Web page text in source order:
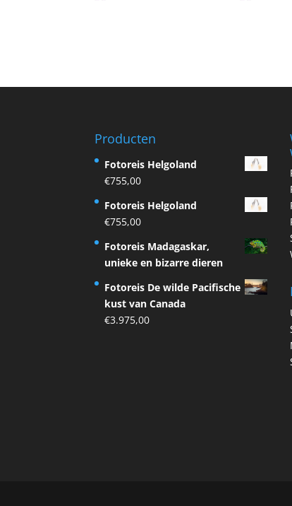
Producten
Fotoreis Helgoland
€755,00
Fotoreis Helgoland
€755,00
Fotoreis Madagaskar,
unieke en bizarre dieren
Fotoreis De wilde Pacifische
kust van Canada
€3.975,00